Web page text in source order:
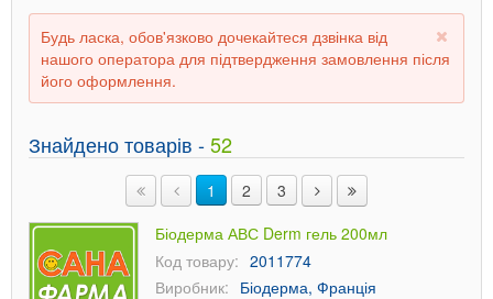
Будь ласка, обов'язково дочекайтеся дзвінка від
нашого оператора для підтвердження замовлення після
його оформлення.
Знайдено товарів -52
1 2 3
Біодерма АВС Derm гель 200мл
Код товару: 2011774
Виробник: Біодерма, Франція